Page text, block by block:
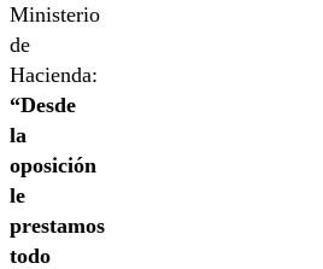
Ministerio
de
Hacienda:
“Desde
la
oposición
le
prestamos
todo